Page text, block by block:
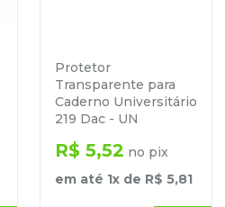
Protetor
Transparente para
Caderno Universitário
219 Dac - UN
R$ 5,52 no pix
em até 1x de R$ 5,81